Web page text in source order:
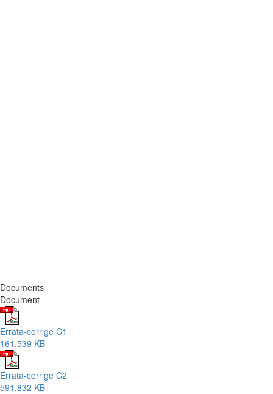
Documents
Document
Errata-corrige C1
161.539 KB
Errata-corrige C2
591.832 KB